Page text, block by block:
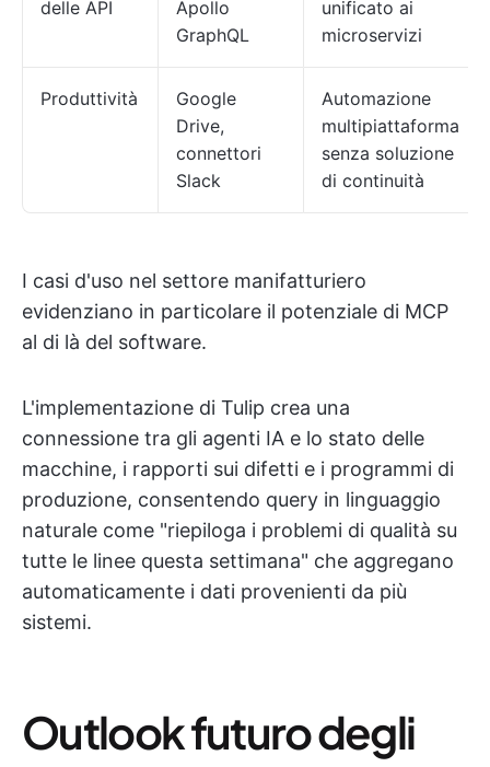
delle API
Apollo
GraphQL
unificato ai
microservizi
Produttività
Google
Drive,
connettori
Slack
Automazione
multipiattaforma
senza soluzione
di continuità
I casi d'uso nel settore manifatturiero
evidenziano in particolare il potenziale di MCP
al di là del software.
L'implementazione di Tulip crea una
connessione tra gli agenti IA e lo stato delle
macchine, i rapporti sui difetti e i programmi di
produzione, consentendo query in linguaggio
naturale come "riepiloga i problemi di qualità su
tutte le linee questa settimana" che aggregano
automaticamente i dati provenienti da più
sistemi.
Outlook futuro degli